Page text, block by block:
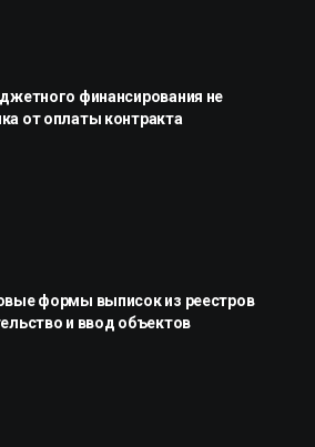
финансирования не
от оплаты контракта
формы выписок из реестров
и ввод объектов